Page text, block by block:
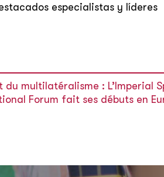
especialistas y líderes
du multilatéralisme : L’Imperial
Forum fait ses débuts en